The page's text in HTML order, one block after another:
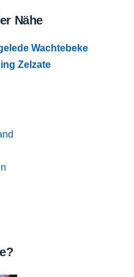
Nähe
Wachtebeke
Zelzate